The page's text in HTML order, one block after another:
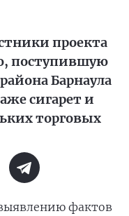
проекта
поступившую
Барнаула
сигарет и
торговых
фактов